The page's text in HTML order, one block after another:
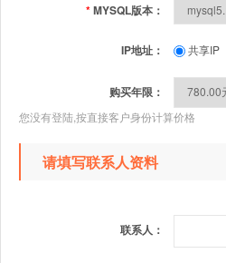
*MYSQL版本：
IP地址： 共享IP
购买年限：
您没有登陆,按直接客户身份计算价格
请填写联系人资料
联系人：